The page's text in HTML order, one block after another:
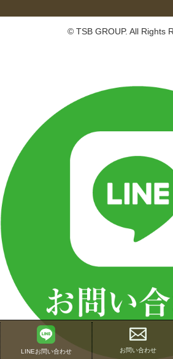
© TSB GROUP. All Rights
LINEお問い合わせ お問い合わせ